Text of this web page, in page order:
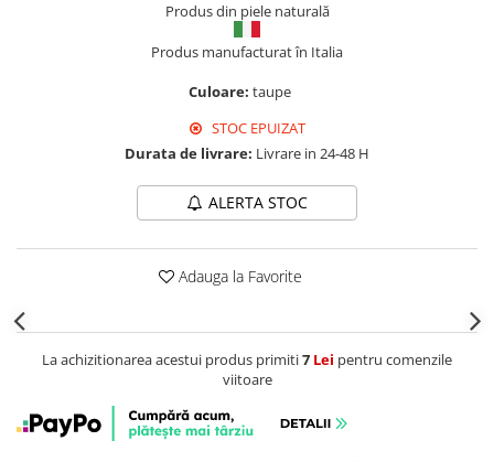
Produs din piele naturală
Produs manufacturat în Italia
Culoare: taupe
STOC EPUIZAT
Durata de livrare: Livrare in 24-48 H
ALERTA STOC
Adauga la Favorite
La achizitionarea acestui produs primiti7 Lei pentru comenzile
viitoare